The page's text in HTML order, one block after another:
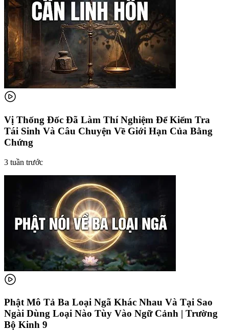
Vị Thống Đốc Đã Làm Thí Nghiệm Để Kiểm Tra
Tái Sinh Và Câu Chuyện Về Giới Hạn Của Bằng
Chứng
3 tuần trước
Phật Mô Tả Ba Loại Ngã Khác Nhau Và Tại Sao
Ngài Dùng Loại Nào Tùy Vào Ngữ Cảnh | Trường
Bộ Kinh 9